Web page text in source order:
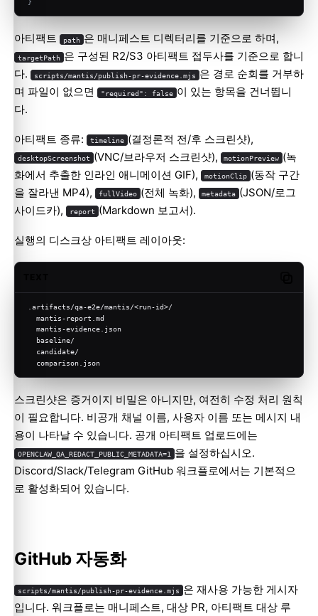
아티팩트 path 은 매니페스트 디렉터리를 기준으로 하며,
targetPath 은 구성된 R2/S3 아티팩트 접두사를 기준으로 합니
다.
scripts/mantis/publish-pr-evidence.mjs 은 경로 순회를 거부하
며 파일이 없으면
"required": false 이 있는 항목을 건너뜁니
다.
아티팩트 종류: timeline (결정론적 전/후 스크린샷),
desktopScreenshot (VNC/브라우저 스크린샷), motionPreview (녹
화에서 추출한 인라인 애니메이션 GIF),
motionClip (동작 구간
을 잘라낸 MP4),
fullVideo (전체 녹화), metadata (JSON/로그
사이드카),
report (Markdown 보고서).
실행의 디스크상 아티팩트 레이아웃:
.artifacts/qa-e2e/mantis/<run-id>/
  mantis-report.md
  mantis-evidence.json
  baseline/
  candidate/
  comparison.json
스크린샷은 증거이지 비밀은 아니지만, 여전히 수정 처리 원칙
이 필요합니다. 비공개 채널 이름, 사용자 이름 또는 메시지 내
용이 나타날 수 있습니다. 공개 아티팩트 업로드에는
OPENCLAW_QA_REDACT_PUBLIC_METADATA=1 을 설정하십시오.
Discord/Slack/Telegram GitHub 워크플로에서는 기본적으
로 활성화되어 있습니다.
GitHub 자동화
scripts/mantis/publish-pr-evidence.mjs 은 재사용 가능한 게시자
입니다. 워크플로는 매니페스트, 대상 PR, 아티팩트 대상 루